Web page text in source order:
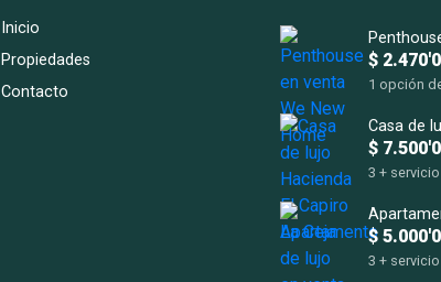
Inicio
Propiedades
Contacto
$
1 opción
248 m2
m2
$
3 +
615m2
$
3 +